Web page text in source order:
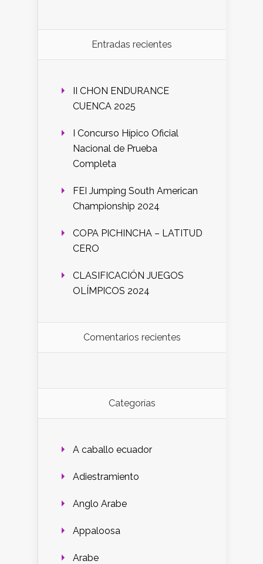
Entradas recientes
II CHON ENDURANCE
CUENCA 2025
I Concurso Hípico Oficial
Nacional de Prueba
Completa
FEI Jumping South American
Championship 2024
COPA PICHINCHA – LATITUD
CERO
CLASIFICACIÓN JUEGOS
OLÍMPICOS 2024
Comentarios recientes
Categorías
A caballo ecuador
Adiestramiento
Anglo Arabe
Appaloosa
Arabe